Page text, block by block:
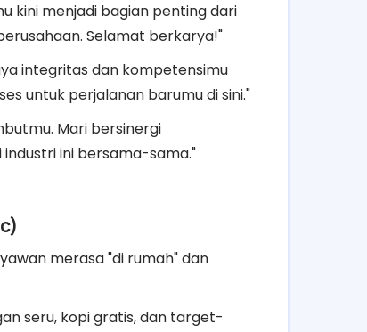
kini menjadi bagian penting dari
Selamat berkarya!"
integritas dan kompetensimu
untuk perjalanan barumu di sini."
Mari bersinergi
ini bersama-sama."
merasa "di rumah" dan
seru, kopi gratis, dan target-